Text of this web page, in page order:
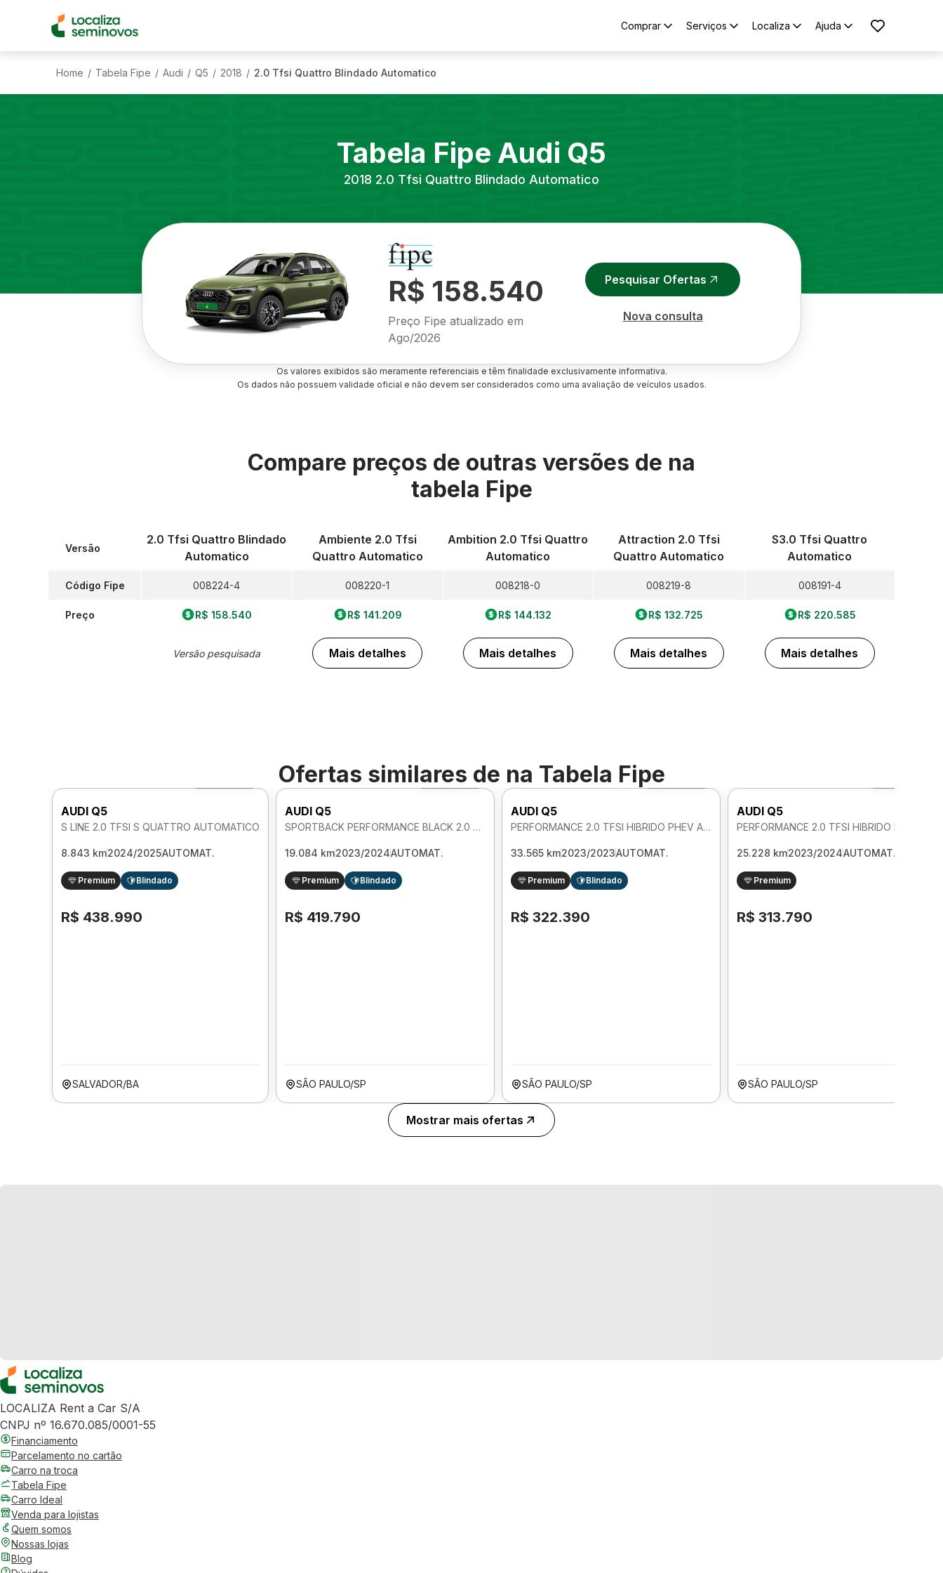
Comprar Serviços Localiza Ajuda
Home / Tabela Fipe / Audi / Q5 / 2018 / 2.0 Tfsi Quattro Blindado Automatico
Tabela Fipe Audi Q5
2018 2.0 Tfsi Quattro Blindado Automatico
R$ 158.540
Preço Fipe atualizado em
Ago/2026
Pesquisar Ofertas
Nova consulta
Os valores exibidos são meramente referenciais e têm finalidade exclusivamente informativa.
Os dados não possuem validade oficial e não devem ser considerados como uma avaliação de veículos usados.
Compare preços de outras versões de na
tabela Fipe
Versão
Código Fipe
Preço
2.0 Tfsi Quattro Blindado
Automatico
008224-4
R$ 158.540
Versão pesquisada
Ambiente 2.0 Tfsi
Quattro Automatico
008220-1
R$ 141.209
Mais detalhes
Ambition 2.0 Tfsi Quattro
Automatico
008218-0
R$ 144.132
Mais detalhes
Attraction 2.0 Tfsi
Quattro Automatico
008219-8
R$ 132.725
Mais detalhes
S3.0 Tfsi Quattro
Automatico
008191-4
R$ 220.585
Mais detalhes
Ofertas similares de na Tabela Fipe
AUDI Q5
S LINE 2.0 TFSI S QUATTRO AUTOMATICO
8.843 km2024/2025AUTOMAT.
Premium Blindado
R$ 438.990
SALVADOR/BA
Foto 360º
AUDI Q5
SPORTBACK PERFORMANCE BLACK 2.0 TFSI HIBRIDO PHEV AUTOMATICO
19.084 km2023/2024AUTOMAT.
Premium Blindado
R$ 419.790
SÃO PAULO/SP
Foto 360º
AUDI Q5
PERFORMANCE 2.0 TFSI HIBRIDO PHEV AUTOMATICO
33.565 km2023/2023AUTOMAT.
Premium Blindado
R$ 322.390
SÃO PAULO/SP
AUDI Q5
25.228 km2023/2024AUTOMAT.
Premium
R$ 313.790
SÃO PAULO/SP
Mostrar mais ofertas
LOCALIZA Rent a Car S/A
CNPJ nº 16.670.085/0001-55
Financiamento
Parcelamento no cartão
Carro na troca
Tabela Fipe
Carro Ideal
Venda para lojistas
Quem somos
Nossas lojas
Blog